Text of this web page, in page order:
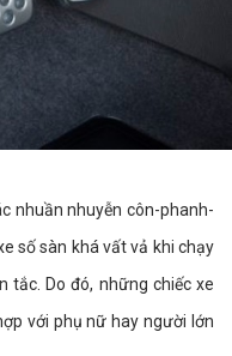
nhuần nhuyễn côn-phanh-
số sàn khá vất vả khi chạy
tắc. Do đó, những chiếc xe
với phụ nữ hay người lớn